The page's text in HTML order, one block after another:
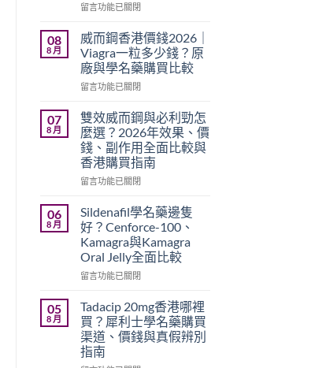
在
利
士
有
副
作
嗎？
Cialis
常
見
副
作
注
意
事
項
與
香
正
貨
購
買
指
留言功能已關閉
08
8 月
威而鋼香港價錢2026｜
Viagra一粒多少錢？原
廠與學名藥購買比較
在
而
鋼
香
港
價
錢
｜
Viagra
一
粒
多
少
廠
與
學
名
留言功能已關閉
07
8 月
雙效威而鋼與必利勁怎
麼選？2026年效果、價
錢、副作用全面比較與
香港購買指南
在
效
威
而
鋼
與
必
勁
怎
麼
選？
2026
留言功能已關閉
06
8 月
Sildenafil學名藥邊隻
好？Cenforce-100、
Kamagra與Kamagra
Oral Jelly全面比較
在
學
名
藥
邊
隻
留言功能已關閉
05
8 月
Tadacip 20mg香港哪裡
買？犀利士學名藥購買
渠道、價錢與真假辨別
指南